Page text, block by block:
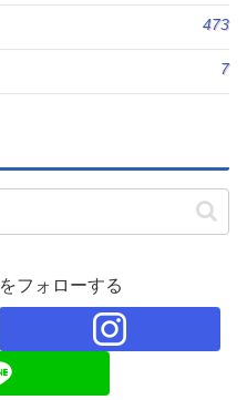
473
7
フォローする